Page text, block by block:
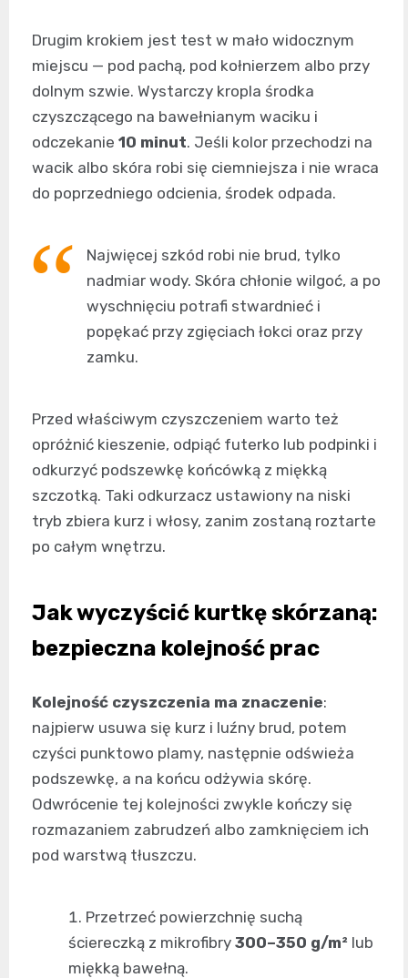
Drugim krokiem jest test w mało widocznym
miejscu — pod pachą, pod kołnierzem albo przy
dolnym szwie. Wystarczy kropla środka
czyszczącego na bawełnianym waciku i
odczekanie 10 minut. Jeśli kolor przechodzi na
wacik albo skóra robi się ciemniejsza i nie wraca
do poprzedniego odcienia, środek odpada.
Najwięcej szkód robi nie brud, tylko
nadmiar wody. Skóra chłonie wilgoć, a po
wyschnięciu potrafi stwardnieć i
popękać przy zgięciach łokci oraz przy
zamku.
Przed właściwym czyszczeniem warto też
opróżnić kieszenie, odpiąć futerko lub podpinki i
odkurzyć podszewkę końcówką z miękką
szczotką. Taki odkurzacz ustawiony na niski
tryb zbiera kurz i włosy, zanim zostaną roztarte
po całym wnętrzu.
Jak wyczyścić kurtkę skórzaną:
bezpieczna kolejność prac
Kolejność czyszczenia ma znaczenie:
najpierw usuwa się kurz i luźny brud, potem
czyści punktowo plamy, następnie odświeża
podszewkę, a na końcu odżywia skórę.
Odwrócenie tej kolejności zwykle kończy się
rozmazaniem zabrudzeń albo zamknięciem ich
pod warstwą tłuszczu.
Przetrzeć powierzchnię suchą
ściereczką z mikrofibry 300–350 g/m² lub
miękką bawełną.